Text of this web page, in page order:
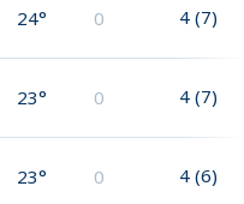
24° 0 4 (7)
23° 0 4 (7)
23° 0 4 (6)